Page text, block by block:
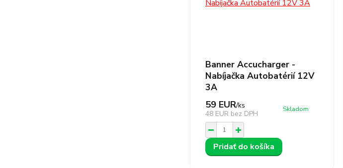
Banner Accucharger -
Nabíjačka Autobatérií 12V
3A
59 EUR/ks
48 EUR bez DPH Skladom
Pridať do košíka